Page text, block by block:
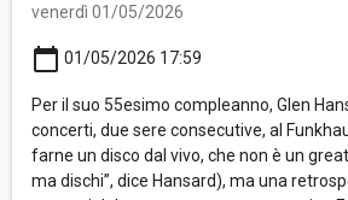
venerdì 01/05/2026
calendar_today 01/05/2026 17:59
Per il suo 55esimo compleanno, Glen
concerti, due sere consecutive, al
farne un disco dal vivo, che non è un
ma dischi”, dice Hansard), ma una